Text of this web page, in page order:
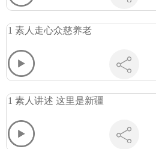
1 素人走心众慈养老
1 素人讲述 这里是新疆